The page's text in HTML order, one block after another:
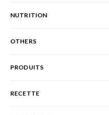
NUTRITION
OTHERS
PRODUITS
RECETTE